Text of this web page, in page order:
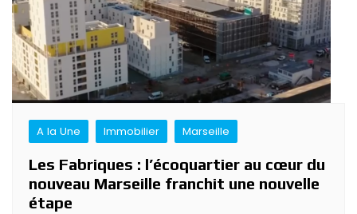
A la Une Immobilier Marseille
Les Fabriques : l’écoquartier au cœur du
nouveau Marseille franchit une nouvelle
étape